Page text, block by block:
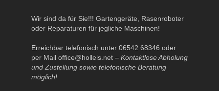
Wir sind da für Sie!!! Gartengeräte, Rasenroboter
oder Reparaturen für jegliche Maschinen!
Erreichbar telefonisch unter 06542 68346 oder
per Mail office@holleis.net – Kontaktlose Abholung
und Zustellung sowie telefonische Beratung
möglich!